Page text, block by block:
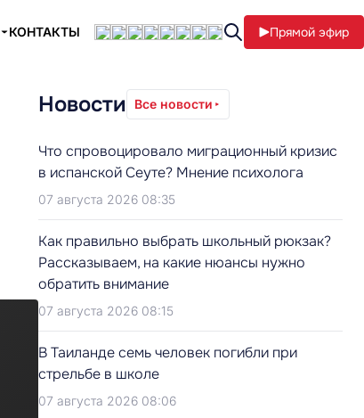
КОНТАКТЫ Прямой эфир
Новости Все новости
Что спровоцировало миграционный кризис
в испанской Сеуте? Мнение психолога
07 августа 2026 08:35
Как правильно выбрать школьный рюкзак?
Рассказываем, на какие нюансы нужно
обратить внимание
07 августа 2026 08:15
В Таиланде семь человек погибли при
стрельбе в школе
07 августа 2026 08:06